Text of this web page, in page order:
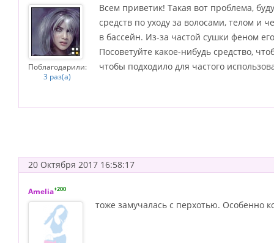
Поблагодарили:
3 раз(а)
Всем приветик! Такая вот проблема,
средств по уходу за волосами, телом и
в бассейн. Из-за частой сушки феном
Посоветуйте какое-нибудь средство,
чтобы подходило для частого
20 Октября 2017 16:58:17
Amelia+200
тоже замучалась с перхотью. Особенно